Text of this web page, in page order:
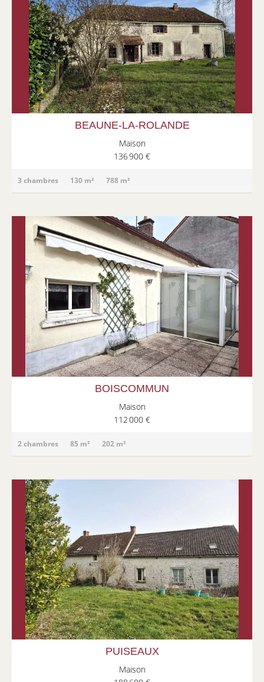
BEAUNE-LA-ROLANDE
Maison
136 900 €
3 chambres 130 m² 788 m²
BOISCOMMUN
Maison
112 000 €
2 chambres 85 m² 202 m²
PUISEAUX
Maison